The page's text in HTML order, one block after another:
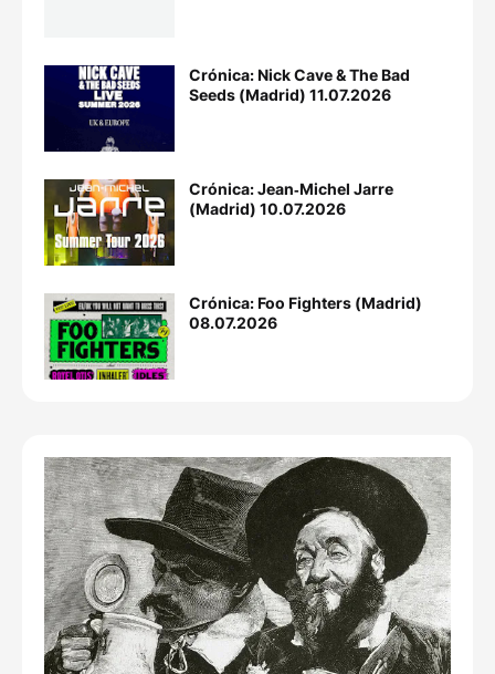
Crónica: Nick Cave & The Bad
Seeds (Madrid) 11.07.2026
Crónica: Jean‐Michel Jarre
(Madrid) 10.07.2026
Crónica: Foo Fighters (Madrid)
08.07.2026